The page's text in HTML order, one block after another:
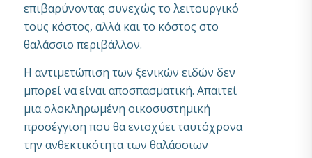
επιβαρύνοντας συνεχώς το λειτουργικό
τους κόστος, αλλά και το κόστος στο
θαλάσσιο περιβάλλον.
Η αντιμετώπιση των ξενικών ειδών δεν
μπορεί να είναι αποσπασματική. Απαιτεί
μια ολοκληρωμένη οικοσυστημική
προσέγγιση που θα ενισχύει ταυτόχρονα
την ανθεκτικότητα των θαλάσσιων